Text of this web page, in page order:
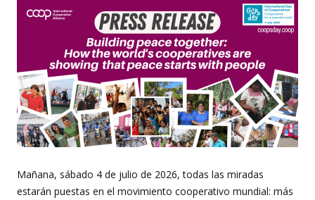
Mañana, sábado 4 de julio de 2026, todas las miradas
estarán puestas en el movimiento cooperativo mundial: más